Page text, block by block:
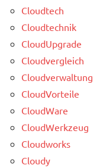
Cloudtech
Cloudtechnik
CloudUpgrade
Cloudvergleich
Cloudverwaltung
CloudVorteile
CloudWare
CloudWerkzeug
Cloudworks
Cloudy